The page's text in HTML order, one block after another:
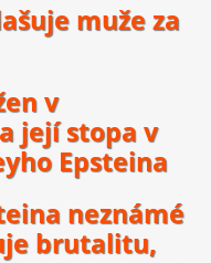
muže za
v
její stopa v
Epsteina
neznámé
brutalitu,